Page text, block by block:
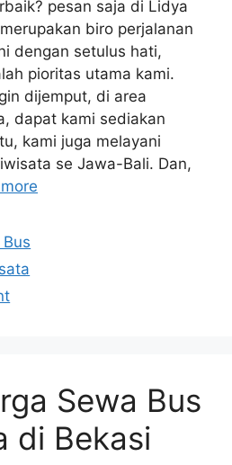
pesan saja di Lidya
biro perjalanan
dengan setulus hati,
pioritas utama kami.
dijemput, di area
dapat kami sediakan
kami juga melayani
se Jawa-Bali. Dan,
Sewa Bus
di Bekasi